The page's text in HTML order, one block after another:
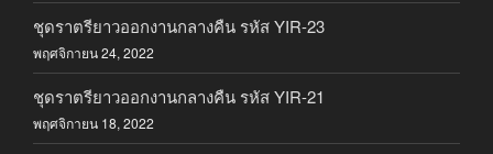
ชุดราตรียาวออกงานกลางคืน รหัส YIR-23
พฤศจิกายน 24, 2022
ชุดราตรียาวออกงานกลางคืน รหัส YIR-21
พฤศจิกายน 18, 2022